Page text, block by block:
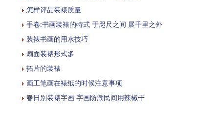
怎样评品装裱质量
手卷:书画装裱的特式 于咫尺之间 展千里之外
装裱书画的用水技巧
扇面装裱形式多
拓片的装裱
画工笔画在裱纸的时候注意事项
春日别装裱字画 字画防潮民间用辣椒干